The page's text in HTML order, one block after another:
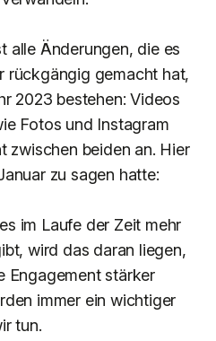
alle Änderungen, die es
rückgängig gemacht hat,
2023 bestehen: Videos
Fotos und Instagram
zwischen beiden an. Hier
zu sagen hatte:
im Laufe der Zeit mehr
wird das daran liegen,
Engagement stärker
immer ein wichtiger
tun.